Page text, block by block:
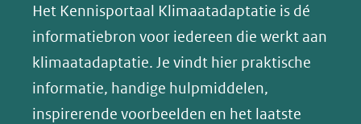
website)
website)
website)
y
(opent
in
nieuw
venster)
naar
een
andere
website)
Het Kennisportaal Klimaatadaptatie is dé
informatiebron voor iedereen die werkt aan
klimaatadaptatie. Je vindt hier praktische
informatie, handige hulpmiddelen,
inspirerende voorbeelden en het laatste